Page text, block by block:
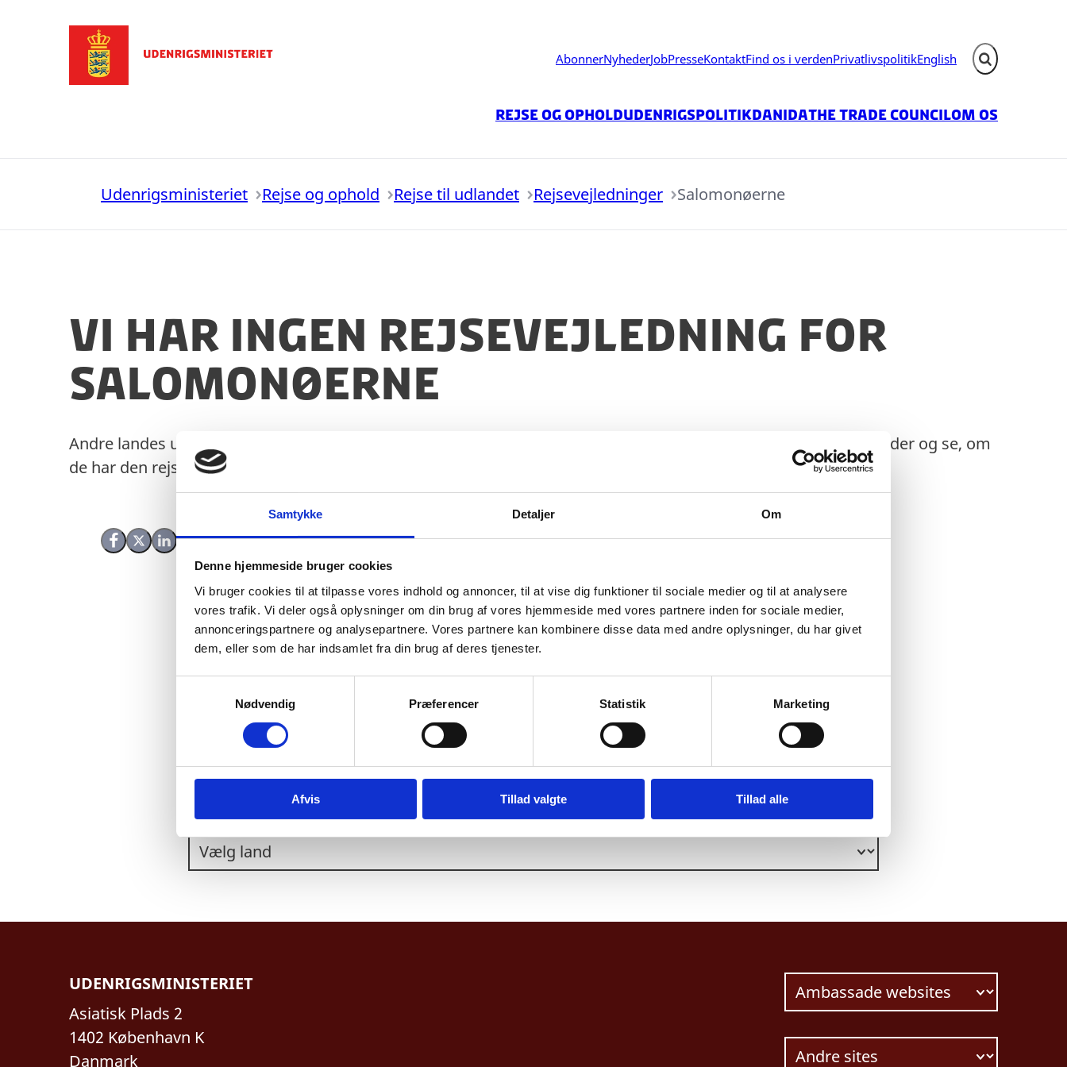
Samtykke Detaljer Om
Denne hjemmeside bruger cookies
Vi bruger cookies til at tilpasse vores indhold og annoncer, til at vise dig funktioner til sociale medier og til at analysere
vores trafik. Vi deler også oplysninger om din brug af vores hjemmeside med vores partnere inden for sociale medier,
annonceringspartnere og analysepartnere. Vores partnere kan kombinere disse data med andre oplysninger, du har givet
dem, eller som de har indsamlet fra din brug af deres tjenester.
v
Nødvendig Præferencer Statistik Marketing
Afvis Tillad valgte Tillad alle
AbonnerNyhederJobPresseKontaktFind os i verdenPrivatlivspolitikEnglish Fold søgefelt ud
Rejse og opholdUdenrigspolitikDanidaThe Trade CouncilOm os
Udenrigsministeriet Rejse og ophold Rejse til udlandet Rejsevejledninger Salomonøerne
Vi har ingen rejsevejledning for
Salomonøerne
Del på Facebook
Del på X (Twitter)
Del på LinkedIn
Andre landes udenrigsministerier laver også rejsevejledninger. Nogle af disse lande kan du finde i boksen herunder og se, om
de har den rejsevejledning, du leder efter.
VÆLG ET LAND:
UDENRIGSMINISTERIET
Asiatisk Plads 2
1402 København K
Danmark